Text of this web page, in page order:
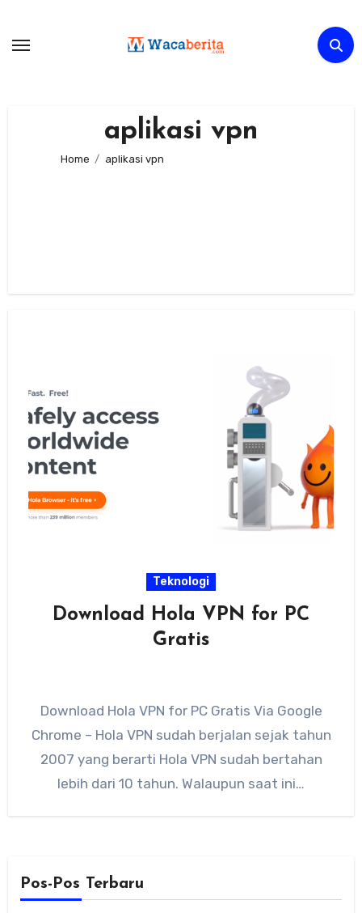
content
aplikasi vpn
Home aplikasi vpn
Teknologi
Download Hola VPN for PC
Gratis
Download Hola VPN for PC Gratis Via Google
Chrome – Hola VPN sudah berjalan sejak tahun
2007 yang berarti Hola VPN sudah bertahan
lebih dari 10 tahun. Walaupun saat ini…
Pos-Pos Terbaru